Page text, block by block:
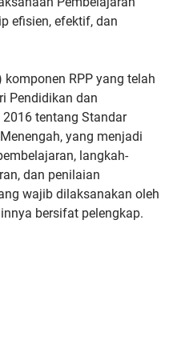
efisien, efektif, dan
RPP yang telah
Pendidikan dan
tentang Standar
yang menjadi
langkah-
dan penilaian
wajib dilaksanakan oleh
bersifat pelengkap.